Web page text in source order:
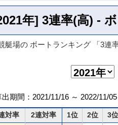
年] 3連率(高) -
艇場の ボートランキング 「3連
出期間：2021/11/16 ～ 2022/11/05
対率 2連対率 1位 2位 3位